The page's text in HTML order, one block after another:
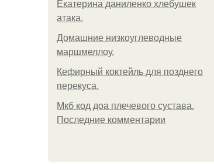
Екатерина даниленко хлебушек
атака.
Домашние низкоуглеводные
маршмеллоу.
Кефирный коктейль для позднего
перекуса.
Мкб код доа плечевого сустава.
Последние комментарии